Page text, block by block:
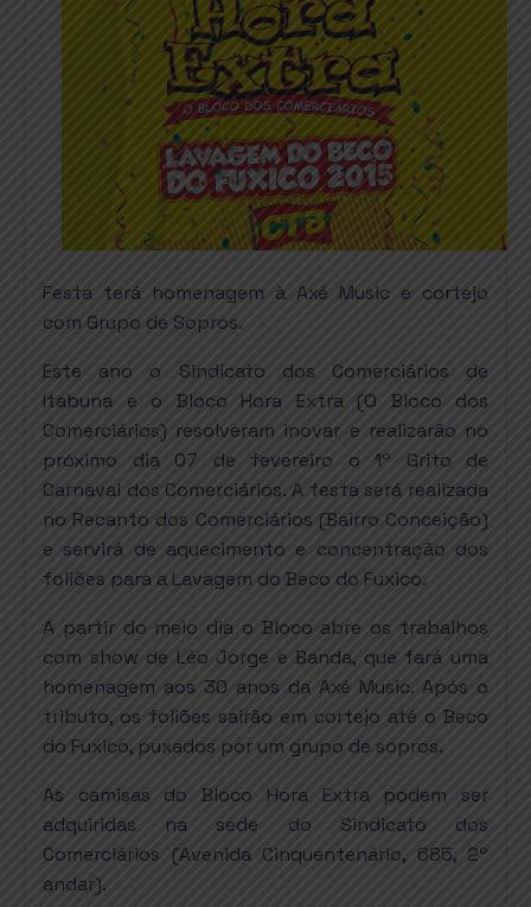
Festa terá homenagem à Axé Music e cortejo
com Grupo de Sopros.
Este ano o Sindicato dos Comerciários de
Itabuna e o Bloco Hora Extra (O Bloco dos
Comerciários) resolveram inovar e realizarão no
próximo dia 07 de fevereiro o 1º Grito de
Carnaval dos Comerciários. A festa será realizada
no Recanto dos Comerciários (Bairro Conceição)
e servirá de aquecimento e concentração dos
foliões para a Lavagem do Beco do Fuxico.
A partir do meio dia o Bloco abre os trabalhos
com show de Léo Jorge e Banda, que fará uma
homenagem aos 30 anos da Axé Music. Após o
tributo, os foliões sairão em cortejo até o Beco
do Fuxico, puxados por um grupo de sopros.
As camisas do Bloco Hora Extra podem ser
adquiridas na sede do Sindicato dos
Comerciários (Avenida Cinquentenário, 685, 2º
andar).